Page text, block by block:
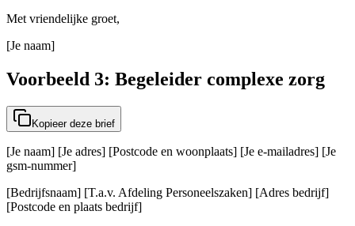
Met vriendelijke groet,
[Je naam]
Voorbeeld 3: Begeleider complexe zorg
Kopieer deze brief
[Je naam] [Je adres] [Postcode en woonplaats] [Je e-mailadres] [Je
gsm-nummer]
[Bedrijfsnaam] [T.a.v. Afdeling Personeelszaken] [Adres bedrijf]
[Postcode en plaats bedrijf]